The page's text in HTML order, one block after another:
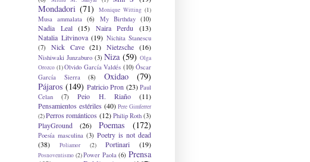
Mondadori (71) Monique Witting (1)
Musa ammalata (6) My Birthday (10)
Nadia Leal (15) Naira Perdu
(13)
Natalia Litvinova (19) Nichita Stanescu
(7)
Nick Cave (21) Nietzsche (16)
Nishiwaki Junzaburo (3) Niza (59) Olga
Orozco (1)Olvido García Valdés (10) Óscar
García Sierra
(8) Oxidao
(79)
Pájaros (149) Patricio Pron (23) Paul
Celan
(7) Peio H. Riaño
(11)
Pensamientos estériles (40) Pere Gimferrer
(2)Perros románticos (12) Philip Roth (3)
PlayGround (26) Poemas (172)
Poesía masculina (3) Poetry is not dead
(38)
Poliamor (2) Portinari (19)
Posnoventismo (2) Power Paola (6) Prensa